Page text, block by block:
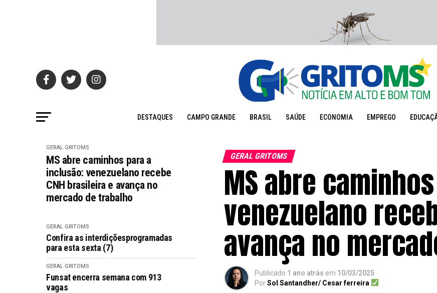
DESTAQUES CAMPO GRANDE BRASIL SAÚDE ECONOMIA EMPREGO
GERAL GRITOMS
MS abre caminhos para a
inclusão: venezuelano recebe
CNH brasileira e avança no
mercado de trabalho
GERAL GRITOMS
Confira as interdiçõesprogramadas
para esta sexta (7)
GERAL GRITOMS
Funsat encerra semana com 913
vagas
GERAL GRITOMS
MS abre
venezuelano
avança no
Publicado 1 ano atrás em 10/03/2025
PorSol Santandher/ Cesar ferreira